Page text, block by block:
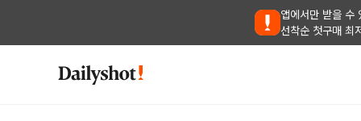
앱에서만 받을 수
선착순 첫구매 최